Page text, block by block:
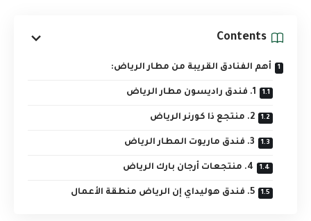
Contents
أهم الفنادق القريبة من مطار الرياض:
1. فندق راديسون مطار الرياض
2. منتجع ذا كورنر الرياض
3. فندق ماريوت المطار الرياض
4. منتجعات أرجان بارك الرياض
5. فندق هوليداي إن الرياض منطقة الأعمال